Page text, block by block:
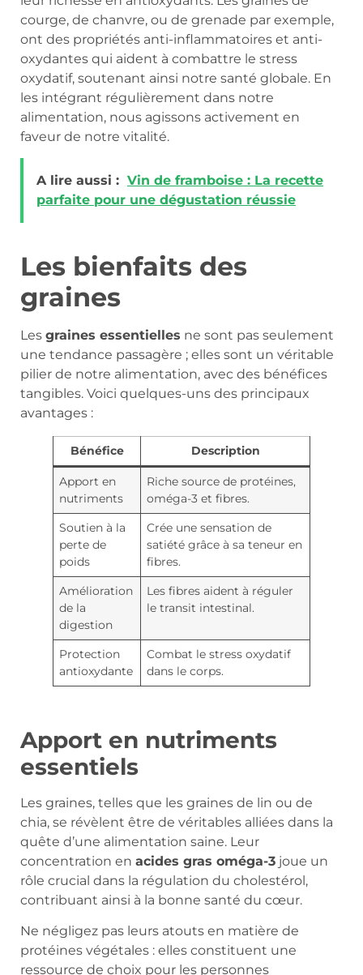
courge, de chanvre, ou de grenade par exemple,
ont des propriétés anti-inflammatoires et anti-
oxydantes qui aident à combattre le stress
oxydatif, soutenant ainsi notre santé globale. En
les intégrant régulièrement dans notre
alimentation, nous agissons activement en
faveur de notre vitalité.
A lire aussi : Vin de framboise : La recette
parfaite pour une dégustation réussie
Les bienfaits des
graines
Les graines essentielles ne sont pas seulement
une tendance passagère ; elles sont un véritable
pilier de notre alimentation, avec des bénéfices
tangibles. Voici quelques-uns des principaux
avantages :
Bénéfice Description
Apport en
nutriments
Riche source de protéines,
oméga-3 et fibres.
Soutien à la
perte de
poids
Crée une sensation de
satiété grâce à sa teneur en
fibres.
Amélioration
de la
digestion
Les fibres aident à réguler
le transit intestinal.
Protection
antioxydante
Combat le stress oxydatif
dans le corps.
Apport en nutriments
essentiels
Les graines, telles que les graines de lin ou de
chia, se révèlent être de véritables alliées dans la
quête d’une alimentation saine. Leur
concentration en acides gras oméga-3 joue un
rôle crucial dans la régulation du cholestérol,
contribuant ainsi à la bonne santé du cœur.
Ne négligez pas leurs atouts en matière de
protéines végétales : elles constituent une
ressource de choix pour les personnes